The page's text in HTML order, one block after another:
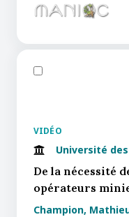
VIDÉO
Université
De la nécessité
opérateurs
Champion,